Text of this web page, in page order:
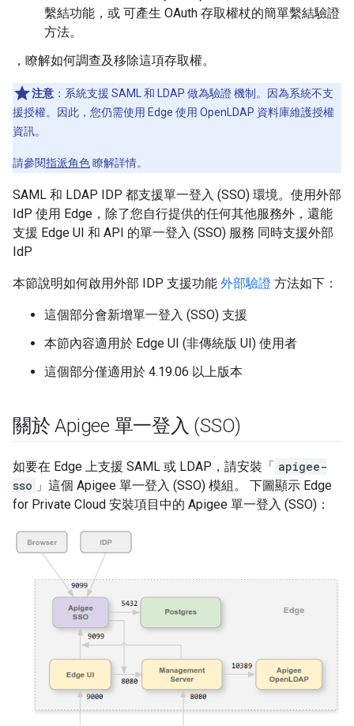
繫結功能，或 可產生 OAuth 存取權杖的簡單繫結驗證
方法。
，瞭解如何調查及移除這項存取權。
注意 ：系統支援 SAML 和 LDAP 做為驗證 機制。因為系統不支
援授權。因此，您仍需使用 Edge 使用 OpenLDAP 資料庫維護授權
資訊。
請參閱指派角色瞭解詳情。
SAML 和 LDAP IDP 都支援單一登入 (SSO) 環境。使用外部
IdP 使用 Edge，除了您自行提供的任何其他服務外，還能
支援 Edge UI 和 API 的單一登入 (SSO) 服務 同時支援外部
IdP
本節說明如何啟用外部 IDP 支援功能 外部驗證 方法如下：
這個部分會新增單一登入 (SSO) 支援
本節內容適用於 Edge UI (非傳統版 UI) 使用者
這個部分僅適用於 4.19.06 以上版本
關於 Apigee 單一登入 (SSO)
如要在 Edge 上支援 SAML 或 LDAP，請安裝「 apigee-
sso 」這個 Apigee 單一登入 (SSO) 模組。 下圖顯示 Edge
for Private Cloud 安裝項目中的 Apigee 單一登入 (SSO)：